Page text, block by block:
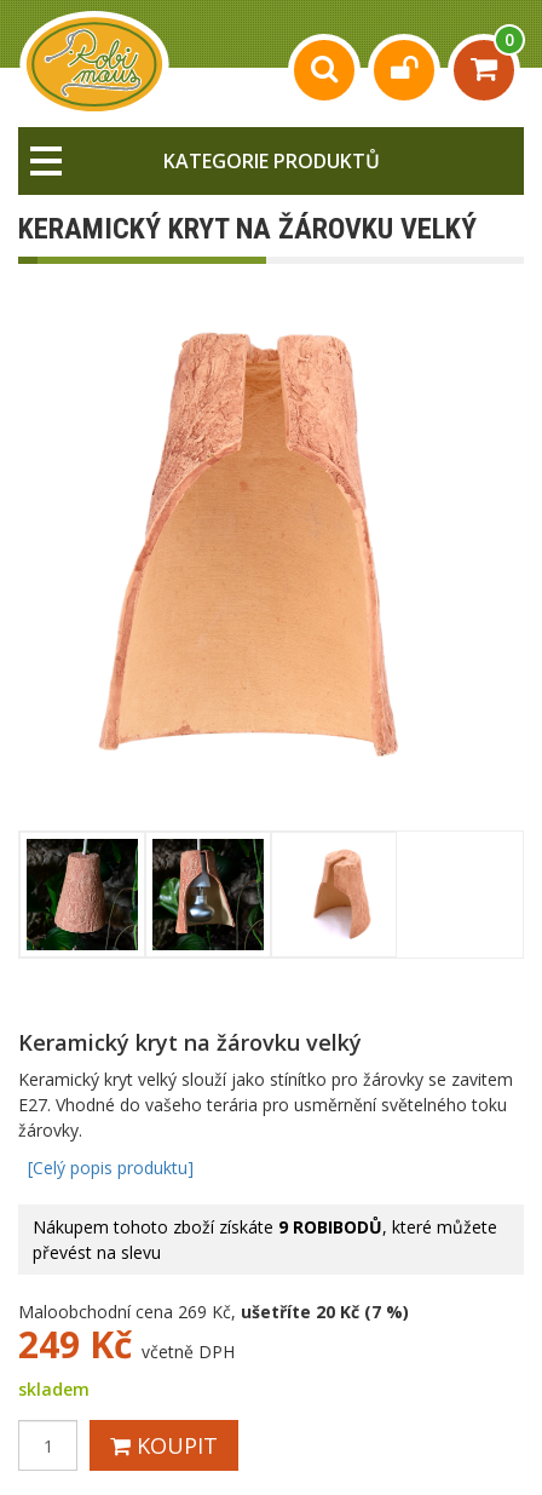
0
KATEGORIE PRODUKTŮ
KERAMICKÝ KRYT NA ŽÁROVKU VELKÝ
Keramický kryt na žárovku velký
Keramický kryt velký slouží jako stínítko pro žárovky se zavitem
E27. Vhodné do vašeho terária pro usměrnění světelného toku
žárovky.
[Celý popis produktu]
Nákupem tohoto zboží získáte 9 ROBIBODŮ, které můžete
převést na slevu
Maloobchodní cena 269 Kč, ušetříte 20 Kč (7 %)
249 Kč včetně DPH
skladem
KOUPIT